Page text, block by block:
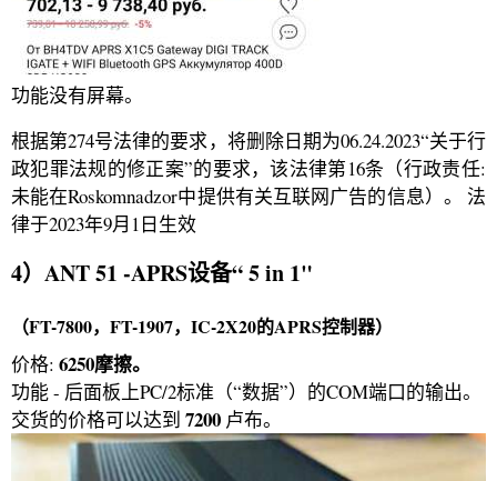
功能没有屏幕。
根据第274号法律的要求，将删除日期为06.24.2023“关于行
政犯罪法规的修正案”的要求，该法律第16条（行政责任:
未能在Roskomnadzor中提供有关互联网广告的信息）。 法
律于2023年9月1日生效
4）ANT 51 -APRS设备“ 5 in 1"
（FT-7800，FT-1907，IC-2X20的APRS控制器）
价格: 6250摩擦。
功能 - 后面板上PC/2标准（“数据”）的COM端口的输出。
交货的价格可以达到 7200 卢布。